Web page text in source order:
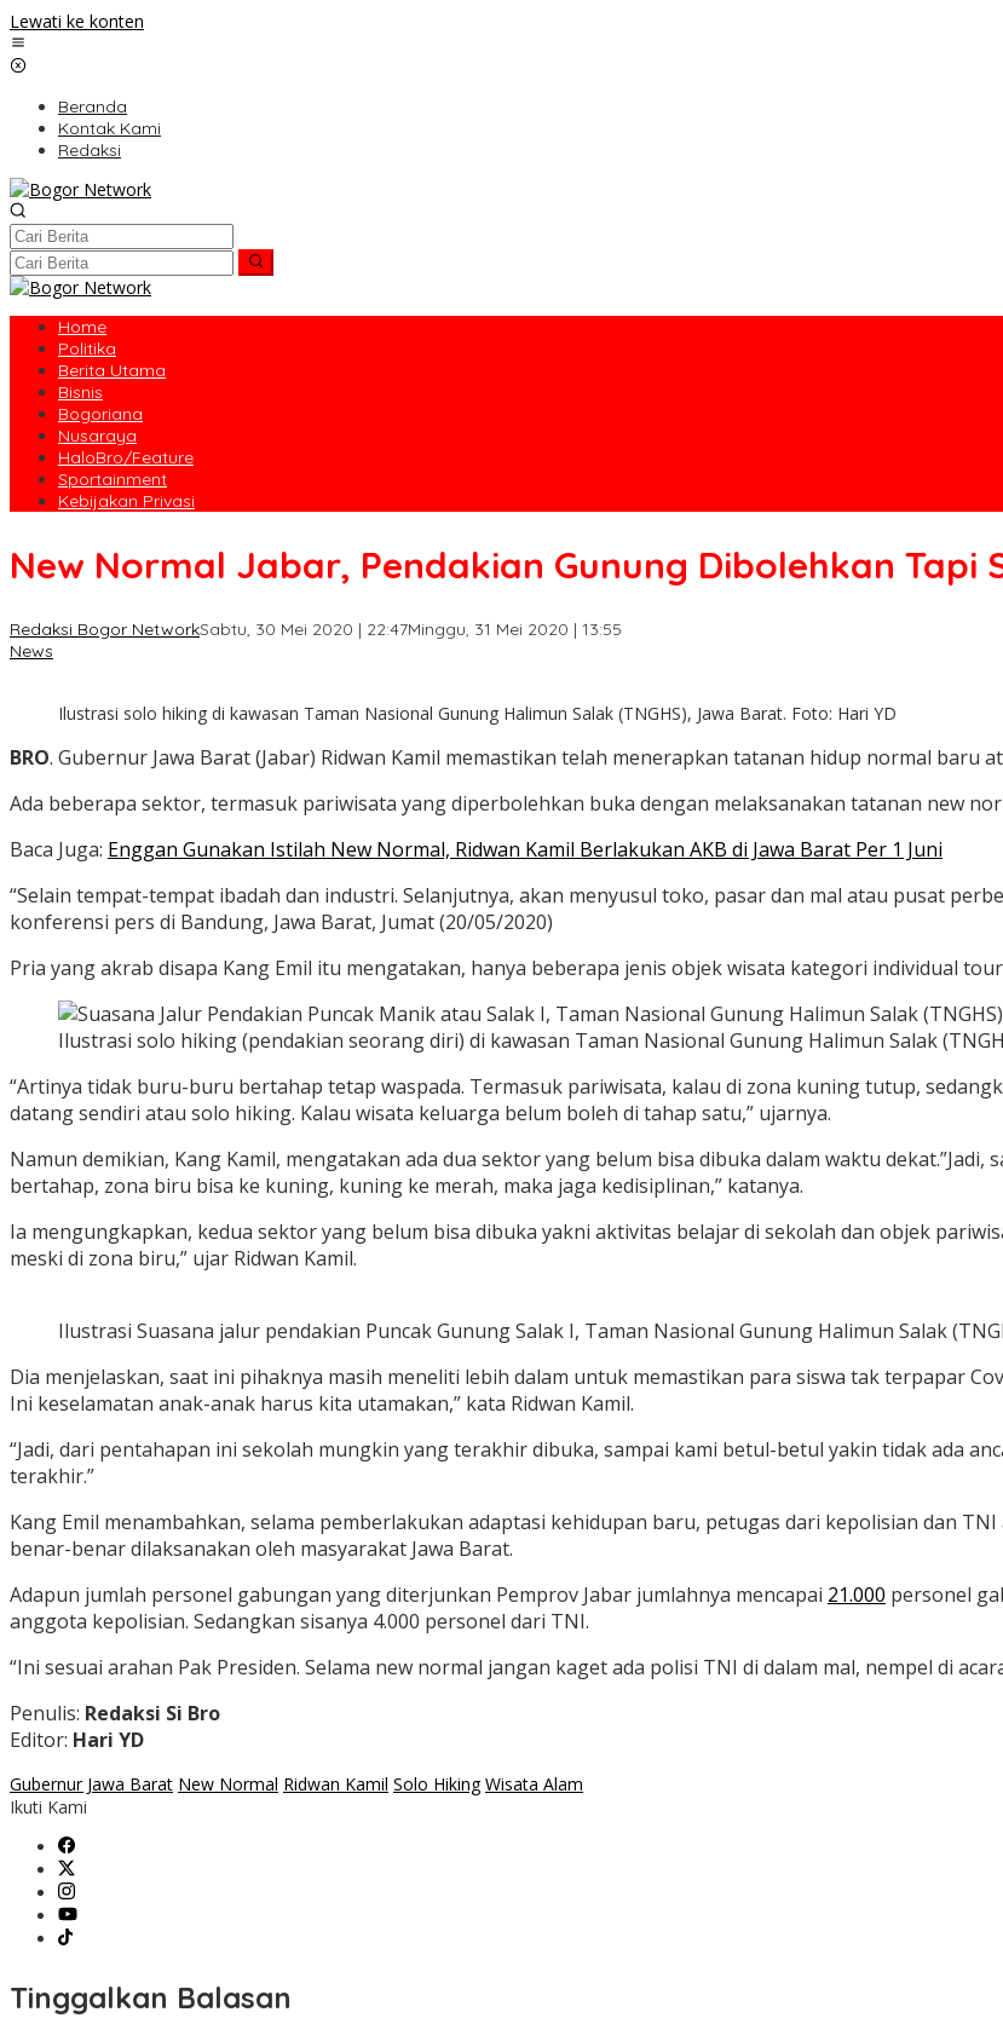
Lewati ke konten
Beranda
Kontak Kami
Redaksi
Home
Politika
Berita Utama
Bisnis
Bogoriana
Nusaraya
HaloBro/Feature
Sportainment
Kebijakan Privasi
New Normal Jabar, Pendakian Gunung Dibolehkan Tapi
Redaksi Bogor NetworkSabtu, 30 Mei 2020 | 22:47Minggu, 31 Mei 2020 | 13:55
News
Ilustrasi solo hiking di kawasan Taman Nasional Gunung Halimun Salak (TNGHS), Jawa Barat. Foto: Hari YD
BRO. Gubernur Jawa Barat (Jabar) Ridwan Kamil memastikan telah menerapkan tatanan hidup normal baru
Ada beberapa sektor, termasuk pariwisata yang diperbolehkan buka dengan melaksanakan tatanan new
Baca Juga: Enggan Gunakan Istilah New Normal, Ridwan Kamil Berlakukan AKB di Jawa Barat Per 1 Juni
“Selain tempat-tempat ibadah dan industri. Selanjutnya, akan menyusul toko, pasar dan mal atau pusat
konferensi pers di Bandung, Jawa Barat, Jumat (20/05/2020)
Pria yang akrab disapa Kang Emil itu mengatakan, hanya beberapa jenis objek wisata kategori individual
Ilustrasi solo hiking (pendakian seorang diri) di kawasan Taman Nasional Gunung Halimun Salak
“Artinya tidak buru-buru bertahap tetap waspada. Termasuk pariwisata, kalau di zona kuning tutup,
datang sendiri atau solo hiking. Kalau wisata keluarga belum boleh di tahap satu,” ujarnya.
Namun demikian, Kang Kamil, mengatakan ada dua sektor yang belum bisa dibuka dalam waktu
bertahap, zona biru bisa ke kuning, kuning ke merah, maka jaga kedisiplinan,” katanya.
Ia mengungkapkan, kedua sektor yang belum bisa dibuka yakni aktivitas belajar di sekolah dan objek
meski di zona biru,” ujar Ridwan Kamil.
Ilustrasi Suasana jalur pendakian Puncak Gunung Salak I, Taman Nasional Gunung Halimun Salak
Dia menjelaskan, saat ini pihaknya masih meneliti lebih dalam untuk memastikan para siswa tak terpapar
Ini keselamatan anak-anak harus kita utamakan,” kata Ridwan Kamil.
“Jadi, dari pentahapan ini sekolah mungkin yang terakhir dibuka, sampai kami betul-betul yakin tidak ada
terakhir.”
Kang Emil menambahkan, selama pemberlakukan adaptasi kehidupan baru, petugas dari kepolisian dan
benar-benar dilaksanakan oleh masyarakat Jawa Barat.
Adapun jumlah personel gabungan yang diterjunkan Pemprov Jabar jumlahnya mencapai 21.000 personel
anggota kepolisian. Sedangkan sisanya 4.000 personel dari TNI.
“Ini sesuai arahan Pak Presiden. Selama new normal jangan kaget ada polisi TNI di dalam mal, nempel di
Penulis: Redaksi Si Bro
Editor: Hari YD
Gubernur Jawa Barat New Normal Ridwan Kamil Solo Hiking Wisata Alam
Ikuti Kami
Tinggalkan Balasan